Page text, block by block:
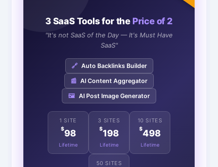
3 SaaS Tools for the Price of 2
"It's not SaaS of the Day — It's Must Have
SaaS"
🔗 Auto Backlinks Builder
📰 AI Content Aggregator
🖼️ AI Post Image Generator
1 SITE
$98
Lifetime
3 SITES
$198
Lifetime
10 SITES
$498
Lifetime
50 SITES